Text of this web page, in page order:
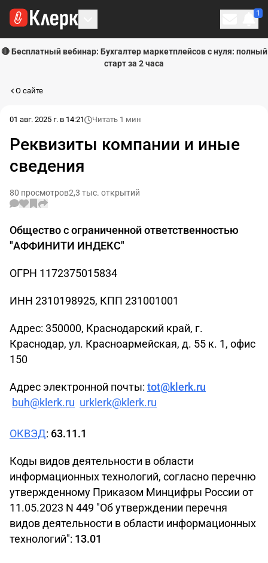
1
🔴 Бесплатный вебинар: Бухгалтер маркетплейсов с нуля: полный
старт за 2 часа
О сайте
01 авг. 2025 г. в 14:21 Читать 1 мин
Реквизиты компании и иные
сведения
80 просмотров2,3 тыс. открытий
Общество с ограниченной ответственностью
"АФФИНИТИ ИНДЕКС"
ОГРН 1172375015834
ИНН 2310198925, КПП 231001001
Адрес: 350000, Краснодарский край, г.
Краснодар, ул. Красноармейская, д. 55 к. 1, офис
150
Адрес электронной почты: tot@klerk.ru
buh@klerk.ru urklerk@klerk.ru
ОКВЭД: 63.11.1
Коды видов деятельности в области
информационных технологий, согласно перечню
утвержденному Приказом Минцифры России от
11.05.2023 N 449 "Об утверждении перечня
видов деятельности в области информационных
технологий": 13.01